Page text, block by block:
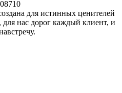
для истинных ценителей
для нас дорог каждый клиент, и